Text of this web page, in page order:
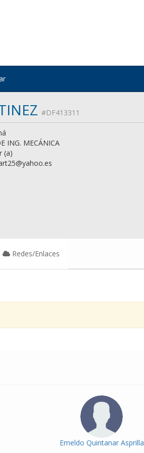
#DF413311
ING. MECÁNICA
(a)
Redes/Enlaces
Emeldo Quintanar Asprilla